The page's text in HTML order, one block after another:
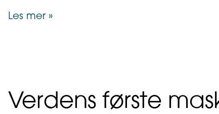
Les mer »
Verdens første